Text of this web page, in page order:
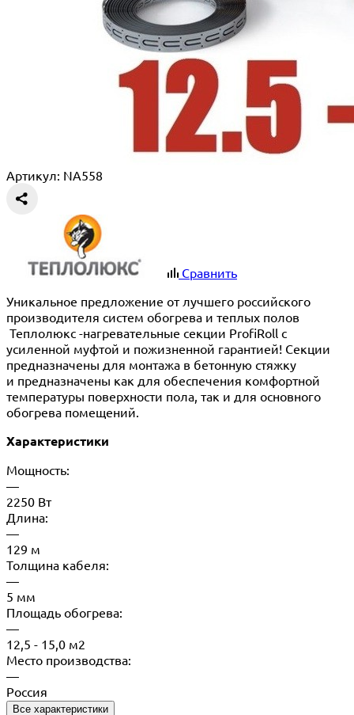
Артикул: NA558
Сравнить
Уникальное предложение от лучшего российского
производителя систем обогрева и теплых полов
Теплолюкс -нагревательные секции ProfiRoll с
усиленной муфтой и пожизненной гарантией! Секции
предназначены для монтажа в бетонную стяжку
и предназначены как для обеспечения комфортной
температуры поверхности пола, так и для основного
обогрева помещений.
Характеристики
Мощность:
—
2250 Вт
Длина:
—
129 м
Толщина кабеля:
—
5 мм
Площадь обогрева:
—
12,5 - 15,0 м2
Место производства:
—
Россия
Все характеристики